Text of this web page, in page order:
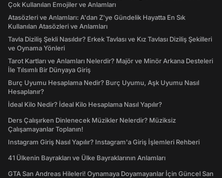
Çok Kullanılan Emojiler ve Anlamları
Atasözleri ve Anlamları: A'dan Z'ye Gündelik Hayatta En Sık
Kullanılan Atasözleri ve Anlamları
Tavla Diziliş Şekli Nasıldır? Erkek Tavlası ve Kız Tavlası Diziliş Şekilleri
ve Oynama Yönleri
Tarot Kartları ve Anlamları Nelerdir? Majör ve Minör Arkana Desteleri
İle Tılsımlı Bir Dünyaya Giriş
Burç Uyumu Hesaplama Nedir? Burç Uyumu, Aşk Uyumu Nasıl
Hesaplanır?
İdeal Kilo Nedir? İdeal Kilo Hesaplama Nasıl Yapılır?
Ders Çalışırken Dinlenecek Müzikler Nelerdir? Müziksiz
Çalışamayanlar Toplanın!
Instagram Giriş Nasıl Yapılır? Instagram'a Giriş İşlemleri Rehberi
41 Ülkenin Bayrakları ve Ülke Bayraklarının Anlamları
GTA San Andreas Hileleri! Oynamaya Doyamayanlar İçin Güncel San